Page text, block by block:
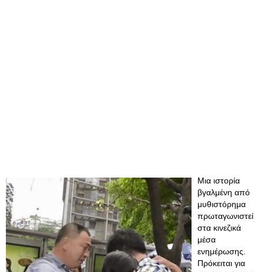
Μια ιστορία
βγαλμένη από
μυθιστόρημα
πρωταγωνιστεί
στα κινεζικά
μέσα
ενημέρωσης.
Πρόκειται για